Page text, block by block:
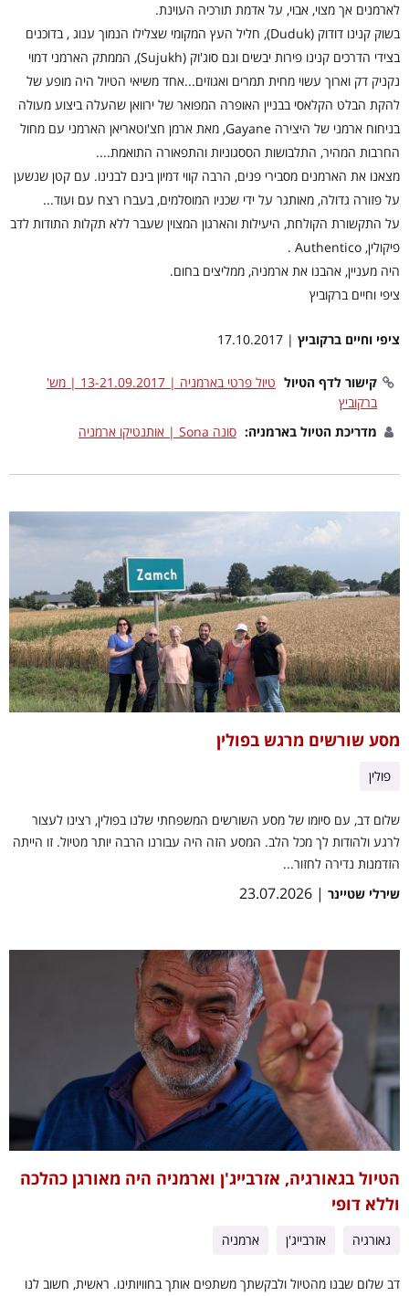
לארמנים אך מצוי, אבוי, על אדמת תורכיה העוינת.
בשוק קנינו דודוק (Duduk), חליל העץ המקומי שצלילו הנמוך ענוג , בדוכנים
בצידי הדרכים קנינו פירות יבשים וגם סוג'וק (Sujukh), הממתק הארמני דמוי
נקניק דק וארוך עשוי מחית תמרים ואגוזים...אחד משיאי הטיול היה מופע של
להקת הבלט הקלאסי בבניין האופרה המפואר של ירוואן שהעלה ביצוע מעולה
בניחוח ארמני של היצירה Gayane, מאת ארמן חצ'וטאריאן הארמני עם מחול
החרבות המהיר, התלבושות הססגוניות והתפאורה התואמת....
מצאנו את הארמנים מסבירי פנים, הרבה קווי דמיון בינם לבנינו. עם קטן שנשען
על פזורה גדולה, מאותגר על ידי שכניו המוסלמים, בעברו רצח עם ועוד...
על התקשורת הקולחת, היעילות והארגון המצוין שעבר ללא תקלות התודות לדב
פיקולין, Authentico .
היה מעניין, אהבנו את ארמניה, ממליצים בחום.
ציפי וחיים ברקוביץ
ציפי וחיים ברקוביץ | 17.10.2017
קישור לדף הטיול
טיול פרטי בארמניה | 13-21.09.2017 | מש'
ברקוביץ
מדריכת הטיול בארמניה: סונה Sona | אותנטיקו ארמניה
מסע שורשים מרגש בפולין
פולין
שלום דב, עם סיומו של מסע השורשים המשפחתי שלנו בפולין, רצינו לעצור
לרגע ולהודות לך מכל הלב. המסע הזה היה עבורנו הרבה יותר מטיול. זו הייתה
הזדמנות נדירה לחזור...
שירלי שטיינר | 23.07.2026
הטיול בגאורגיה, אזרבייג'ן וארמניה היה מאורגן כהלכה
וללא דופי
גאורגיה אזרבייג'ן ארמניה
דב שלום שבנו מהטיול ולבקשתך משתפים אותך בחוויותינו. ראשית, חשוב לנו